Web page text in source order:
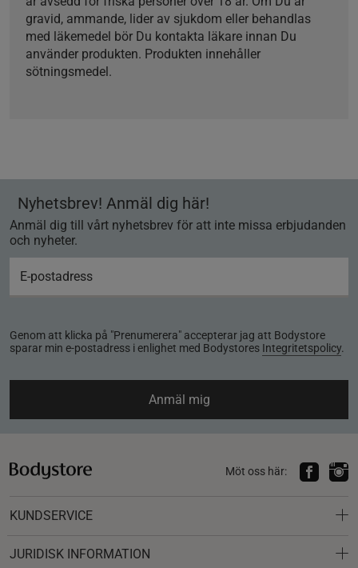
gravid, ammande, lider av sjukdom eller behandlas
med läkemedel bör Du kontakta läkare innan Du
använder produkten. Produkten innehåller
sötningsmedel.
Nyhetsbrev! Anmäl dig här!
Anmäl dig till vårt nyhetsbrev för att inte missa erbjudanden
och nyheter.
Genom att klicka på "Prenumerera" accepterar jag att Bodystore
sparar min e-postadress i enlighet med Bodystores Integritetspolicy.
Anmäl mig
Möt oss här:
KUNDSERVICE
JURIDISK INFORMATION